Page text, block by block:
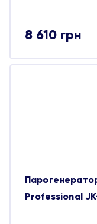
8 610 грн
Professional